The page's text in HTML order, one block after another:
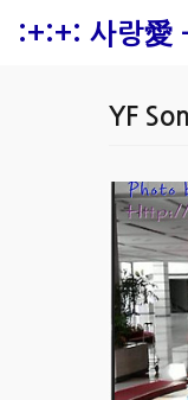
:+:+: 사랑愛
YF